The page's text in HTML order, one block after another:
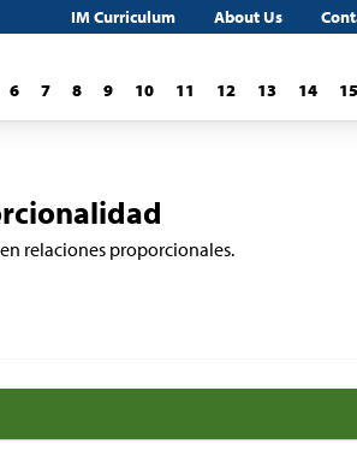
IM Curriculum About Us
6 7 8 9 10 11 12 13 14 15
relaciones proporcionales.